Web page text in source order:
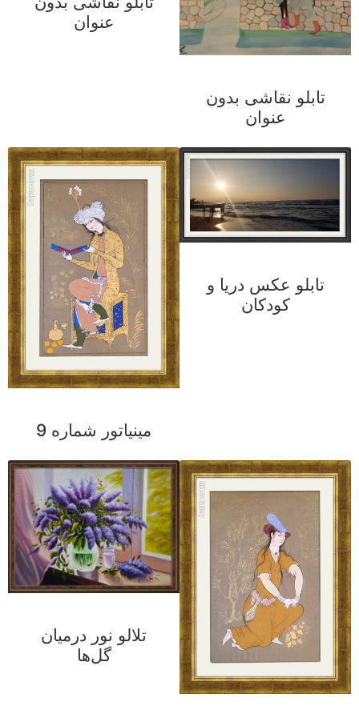
تابلو نقاشی بدون
عنوان
عنوان
تابلو عکس دریا و
کودکان
مینیاتور شماره 9
تلالو نور درمیان
گل‌ها